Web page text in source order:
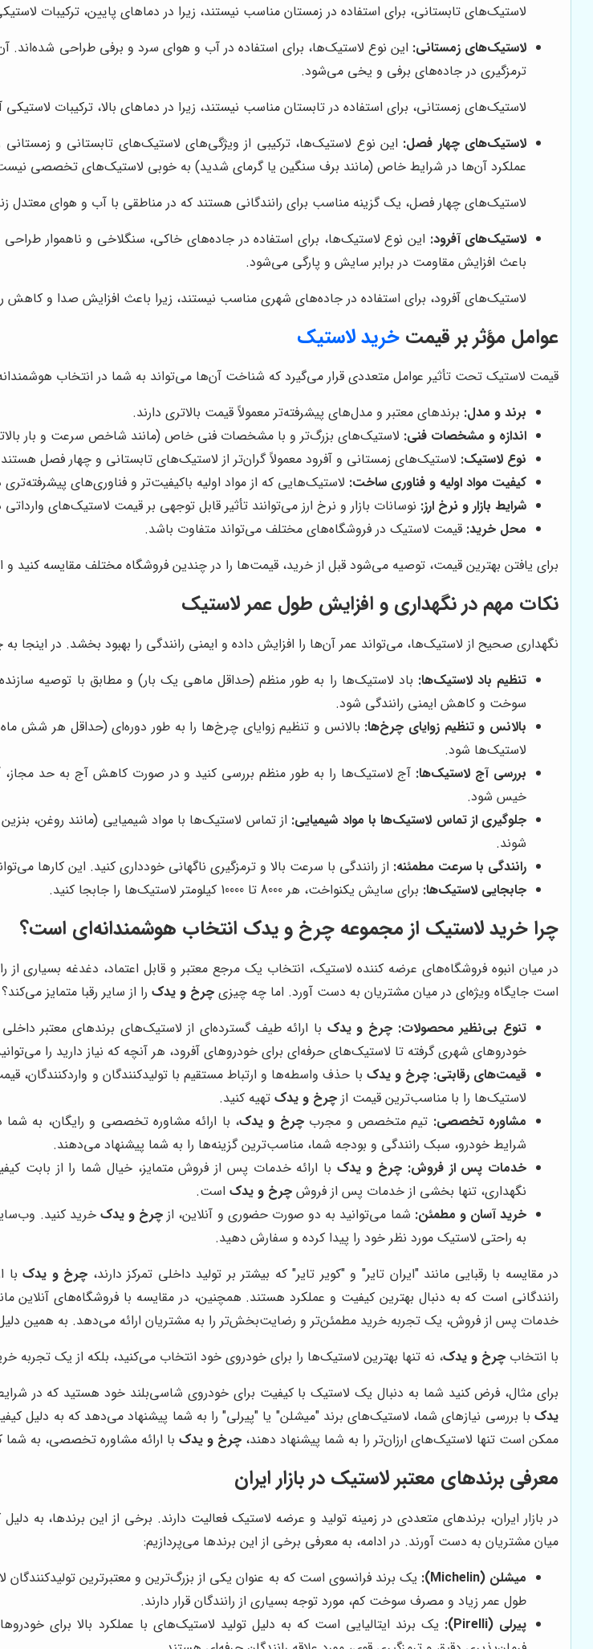
لاستیک‌های تابستانی، برای استفاده در زمستان مناسب نیستند، زیرا در دماهای پایین، ترکیبات
لاستیک‌های زمستانی: این نوع لاستیک‌ها، برای استفاده در آب و هوای سرد و برفی طراحی
ترمزگیری در جاده‌های برفی و یخی می‌شود.
لاستیک‌های زمستانی، برای استفاده در تابستان مناسب نیستند، زیرا در دماهای بالا، ترکیبات
لاستیک‌های چهار فصل: این نوع لاستیک‌ها، ترکیبی از ویژگی‌های لاستیک‌های تابستانی و
عملکرد آن‌ها در شرایط خاص (مانند برف سنگین یا گرمای شدید) به خوبی لاستیک‌های تخصصی
لاستیک‌های چهار فصل، یک گزینه مناسب برای رانندگانی هستند که در مناطقی با آب و هوای معتدل
لاستیک‌های آفرود: این نوع لاستیک‌ها، برای استفاده در جاده‌های خاکی، سنگلاخی و ناهموار
باعث افزایش مقاومت در برابر سایش و پارگی می‌شود.
لاستیک‌های آفرود، برای استفاده در جاده‌های شهری مناسب نیستند، زیرا باعث افزایش صدا و کاهش
عوامل مؤثر بر قیمت خرید لاستیک
قیمت لاستیک تحت تأثیر عوامل متعددی قرار می‌گیرد که شناخت آن‌ها می‌تواند به شما در انتخاب
برند و مدل: برندهای معتبر و مدل‌های پیشرفته‌تر معمولاً قیمت بالاتری دارند.
اندازه و مشخصات فنی: لاستیک‌های بزرگ‌تر و با مشخصات فنی خاص (مانند شاخص سرعت و بار
نوع لاستیک: لاستیک‌های زمستانی و آفرود معمولاً گران‌تر از لاستیک‌های تابستانی و چهار فصل
کیفیت مواد اولیه و فناوری ساخت: لاستیک‌هایی که از مواد اولیه باکیفیت‌تر و فناوری‌های
شرایط بازار و نرخ ارز: نوسانات بازار و نرخ ارز می‌توانند تأثیر قابل توجهی بر قیمت لاستیک‌های
محل خرید: قیمت لاستیک در فروشگاه‌های مختلف می‌تواند متفاوت باشد.
برای یافتن بهترین قیمت، توصیه می‌شود قبل از خرید، قیمت‌ها را در چندین فروشگاه مختلف مقایسه کنید و
نکات مهم در نگهداری و افزایش طول عمر لاستیک
نگهداری صحیح از لاستیک‌ها، می‌تواند عمر آن‌ها را افزایش داده و ایمنی رانندگی را بهبود بخشد. در اینجا
تنظیم باد لاستیک‌ها: باد لاستیک‌ها را به طور منظم (حداقل ماهی یک بار) و مطابق با توصیه
سوخت و کاهش ایمنی رانندگی شود.
بالانس و تنظیم زوایای چرخ‌ها: بالانس و تنظیم زوایای چرخ‌ها را به طور دوره‌ای (حداقل هر شش
لاستیک‌ها شود.
بررسی آج لاستیک‌ها: آج لاستیک‌ها را به طور منظم بررسی کنید و در صورت کاهش آج به حد
خیس شود.
جلوگیری از تماس لاستیک‌ها با مواد شیمیایی: از تماس لاستیک‌ها با مواد شیمیایی (مانند روغن،
شوند.
رانندگی با سرعت مطمئنه: از رانندگی با سرعت بالا و ترمزگیری ناگهانی خودداری کنید. این
جابجایی لاستیک‌ها: برای سایش یکنواخت، هر 8000 تا 10000 کیلومتر لاستیک‌ها را جابجا کنید.
چرا خرید لاستیک از مجموعه چرخ و یدک انتخاب هوشمندانه‌ای است؟
در میان انبوه فروشگاه‌های عرضه کننده لاستیک، انتخاب یک مرجع معتبر و قابل اعتماد، دغدغه بسیاری از
است جایگاه ویژه‌ای در میان مشتریان به دست آورد. اما چه چیزی چرخ و یدکرا از سایر رقبا متمایز می‌کند؟
تنوع بی‌نظیر محصولات: چرخ و یدک با ارائه طیف گسترده‌ای از لاستیک‌های برندهای معتبر
خودروهای شهری گرفته تا لاستیک‌های حرفه‌ای برای خودروهای آفرود، هر آنچه که نیاز دارید را
قیمت‌های رقابتی: چرخ و یدک با حذف واسطه‌ها و ارتباط مستقیم با تولیدکنندگان و واردکنندگان،
لاستیک‌ها را با مناسب‌ترین قیمت از چرخ و یدکتهیه کنید.
مشاوره تخصصی: تیم متخصص و مجربچرخ و یدک، با ارائه مشاوره تخصصی و رایگان، به
شرایط خودرو، سبک رانندگی و بودجه شما، مناسب‌ترین گزینه‌ها را به شما پیشنهاد می‌دهند.
خدمات پس از فروش: چرخ و یدک با ارائه خدمات پس از فروش متمایز، خیال شما را از بابت
نگهداری، تنها بخشی از خدمات پس از فروش چرخ و یدکاست.
خرید آسان و مطمئن: شما می‌توانید به دو صورت حضوری و آنلاین، از چرخ و یدک خرید کنید.
به راحتی لاستیک مورد نظر خود را پیدا کرده و سفارش دهید.
در مقایسه با رقبایی مانند "ایران تایر" و "کویر تایر" که بیشتر بر تولید داخلی تمرکز دارند، چرخ و یدکبا
رانندگانی است که به دنبال بهترین کیفیت و عملکرد هستند. همچنین، در مقایسه با فروشگاه‌های آنلاین
خدمات پس از فروش، یک تجربه خرید مطمئن‌تر و رضایت‌بخش‌تر را به مشتریان ارائه می‌دهد. به همین
با انتخاب چرخ و یدک، نه تنها بهترین لاستیک‌ها را برای خودروی خود انتخاب می‌کنید، بلکه از یک
برای مثال، فرض کنید شما به دنبال یک لاستیک با کیفیت برای خودروی شاسی‌بلند خود هستید که
یدکبا بررسی نیازهای شما، لاستیک‌های برند "میشلن" یا "پیرلی" را به شما پیشنهاد می‌دهد که به دلیل
ممکن است تنها لاستیک‌های ارزان‌تر را به شما پیشنهاد دهند، چرخ و یدکبا ارائه مشاوره تخصصی، به شما
معرفی برندهای معتبر لاستیک در بازار ایران
در بازار ایران، برندهای متعددی در زمینه تولید و عرضه لاستیک فعالیت دارند. برخی از این برندها، به
میان مشتریان به دست آورند. در ادامه، به معرفی برخی از این برندها می‌پردازیم:
میشلن (Michelin):
یک برند فرانسوی است که به عنوان یکی از بزرگ‌ترین و معتبرترین
طول عمر زیاد و مصرف سوخت کم، مورد توجه بسیاری از رانندگان قرار دارند.
پیرلی (Pirelli):
یک برند ایتالیایی است که به دلیل تولید لاستیک‌های با عملکرد بالا برای